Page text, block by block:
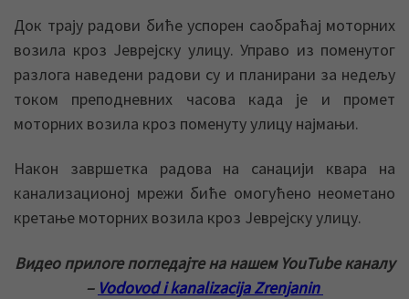
Док трају радови биће успорен саобраћај моторних
возила кроз Јеврејску улицу. Управо из поменутог
разлога наведени радови су и планирани за недељу
током преподневних часова када је и промет
моторних возила кроз поменуту улицу најмањи.
Након завршетка радова на санацији квара на
канализационој мрежи биће омогућено неометано
кретање моторних возила кроз Јеврејску улицу.
Видео прилоге погледајте на нашем YouTube каналу
– Vodovod i kanalizacija Zrenjanin